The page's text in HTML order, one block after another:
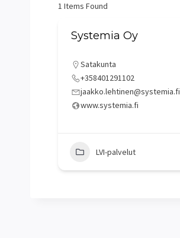
1 Items Found
Systemia Oy
Satakunta
+358401291102
jaakko.lehtinen@systemia.fi
www.systemia.fi
LVI-palvelut